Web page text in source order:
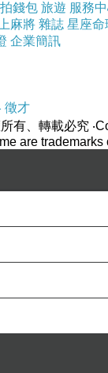
錢包 旅遊 服務
麻將 雜誌 星座命
企業簡訊
徵才
有、轉載必究
are trademarks